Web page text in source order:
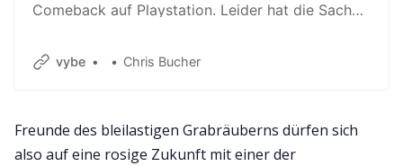
Comeback auf Playstation. Leider hat die Sache
vybe Chris Bucher
Freunde des bleilastigen Grabräuberns dürfen sich
also auf eine rosige Zukunft mit einer der